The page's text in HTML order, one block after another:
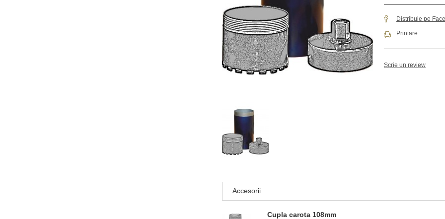
Distribuie pe
Printare
Scrie un review
Accesorii
Cupla carota 108mm